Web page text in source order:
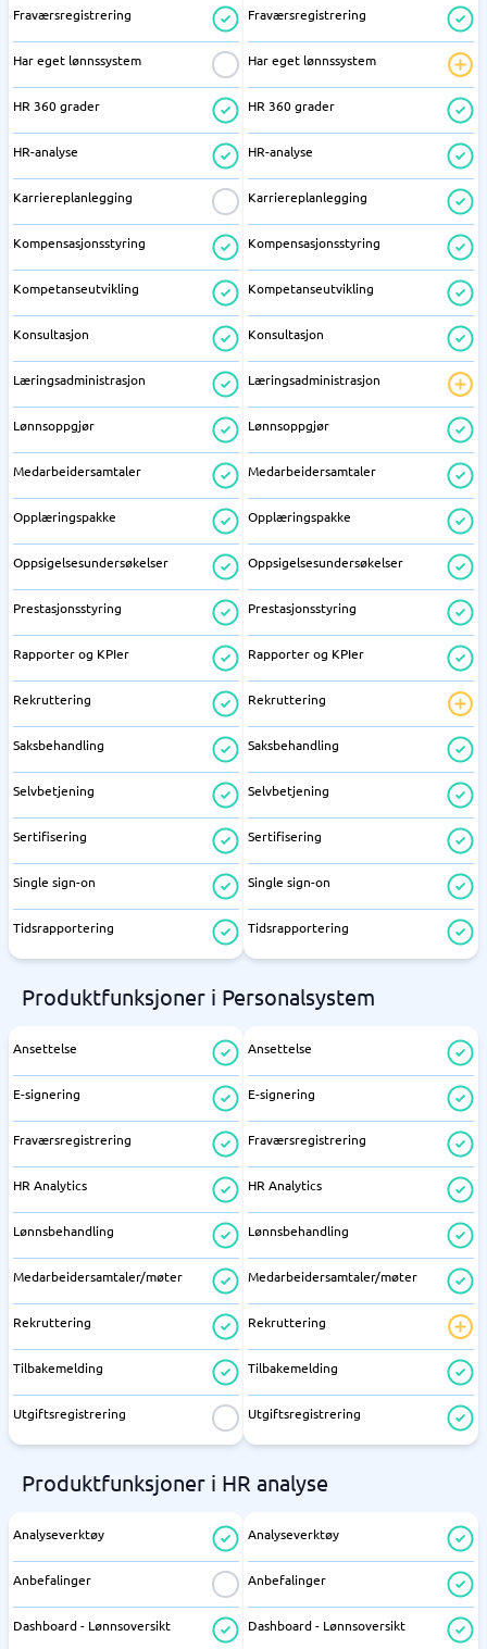
Fraværsregistrering
Har eget lønnssystem
HR 360 grader
HR-analyse
Karriereplanlegging
Kompensasjonsstyring
Kompetanseutvikling
Konsultasjon
Læringsadministrasjon
Lønnsoppgjør
Medarbeidersamtaler
Opplæringspakke
Oppsigelsesundersøkelser
Prestasjonsstyring
Rapporter og KPIer
Rekruttering
Saksbehandling
Selvbetjening
Sertifisering
Single sign-on
Tidsrapportering
Fraværsregistrering
Har eget lønnssystem
HR 360 grader
HR-analyse
Karriereplanlegging
Kompensasjonsstyring
Kompetanseutvikling
Konsultasjon
Læringsadministrasjon
Lønnsoppgjør
Medarbeidersamtaler
Opplæringspakke
Oppsigelsesundersøkelser
Prestasjonsstyring
Rapporter og KPIer
Rekruttering
Saksbehandling
Selvbetjening
Sertifisering
Single sign-on
Tidsrapportering
Produktfunksjoner i Personalsystem
Ansettelse
E-signering
Fraværsregistrering
HR Analytics
Lønnsbehandling
Medarbeidersamtaler/møter
Rekruttering
Tilbakemelding
Utgiftsregistrering
Ansettelse
E-signering
Fraværsregistrering
HR Analytics
Lønnsbehandling
Medarbeidersamtaler/møter
Rekruttering
Tilbakemelding
Utgiftsregistrering
Produktfunksjoner i HR analyse
Analyseverktøy
Anbefalinger
Dashboard - Lønnsoversikt
Analyseverktøy
Anbefalinger
Dashboard - Lønnsoversikt